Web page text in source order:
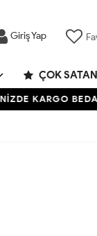
Giriş Yap
ÇOK
KARGO BEDAVA!